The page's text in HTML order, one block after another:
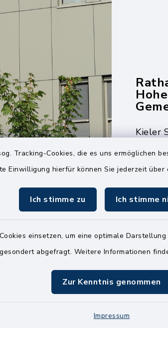
Tracking-Cookies, die es uns ermöglichen
Einwilligung hierfür können Sie jederzeit über
Ich stimme zu Ich stimme
einsetzen, um eine optimale
abgefragt. Weitere Informationen
Zur Kenntnis genommen
Impressum
Kieler